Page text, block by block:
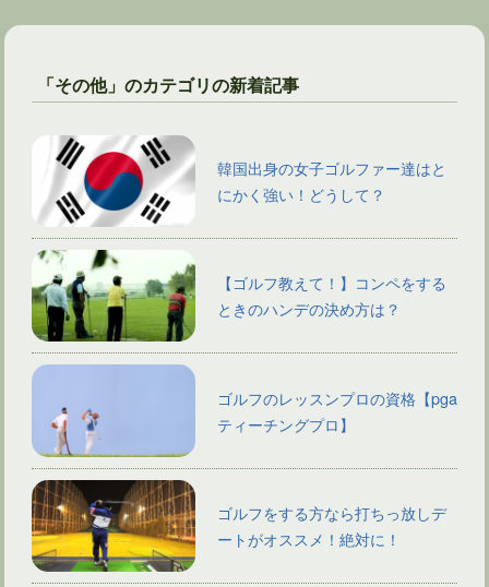
「その他」のカテゴリの新着記事
韓国出身の女子ゴルファー達はと
にかく強い！どうして？
【ゴルフ教えて！】コンペをする
ときのハンデの決め方は？
ゴルフのレッスンプロの資格【pga
ティーチングプロ】
ゴルフをする方なら打ちっ放しデ
ートがオススメ！絶対に！